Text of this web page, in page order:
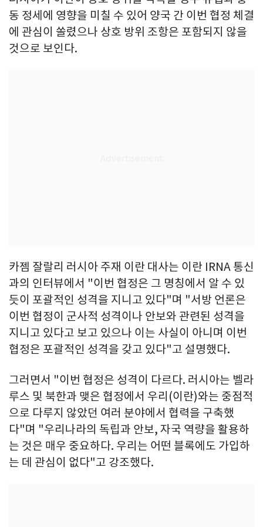
동 정세에 영향을 미칠 수 있어 양국 간 이번 협정 체결
에 관심이 쏠렸으나 상호 방위 조항은 포함되지 않을
것으로 보인다.
카젬 잘랄리 러시아 주재 이란 대사는 이란 IRNA 통신
과의 인터뷰에서 "이번 협정은 그 명칭에서 알 수 있
듯이 포괄적인 성격을 지니고 있다"며 "서방 언론은
이번 협정이 군사적 성격이나 안보와 관련된 성격을
지니고 있다고 보고 있으나 이는 사실이 아니며 이번
협정은 포괄적인 성격을 갖고 있다"고 설명했다.
그러면서 "이번 협정은 성격이 다르다. 러시아는 벨라
루스 및 북한과 맺은 협정에서 우리(이란)와는 중점적
으로 다루지 않았던 여러 분야에서 협력을 구축했
다"며 "우리나라의 독립과 안보, 자국 역량을 활용하
는 것은 매우 중요하다. 우리는 어떤 블록에도 가입하
는 데 관심이 없다"고 강조했다.